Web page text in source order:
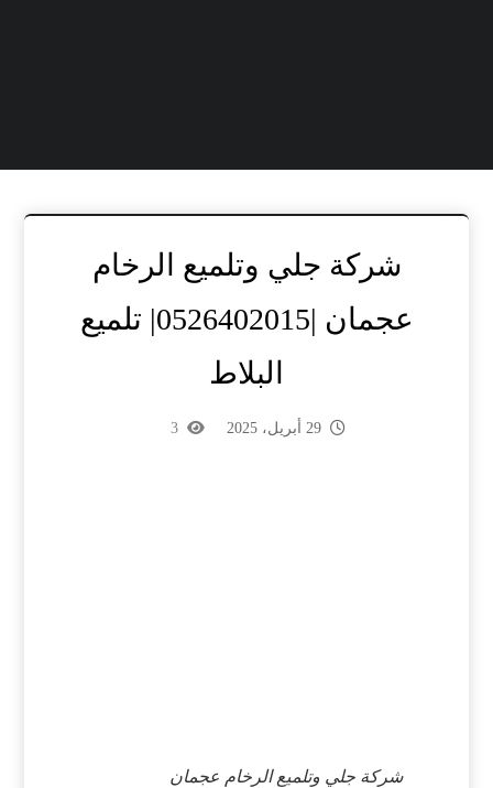
شركة جلي وتلميع الرخام
عجمان |0526402015| تلميع
البلاط
29 أبريل، 2025 3
شركة جلي وتلميع الرخام عجمان